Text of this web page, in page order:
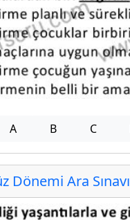
A B C
Dönemi Ara Sınavı